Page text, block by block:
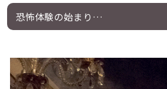
恐怖体験の始まり…